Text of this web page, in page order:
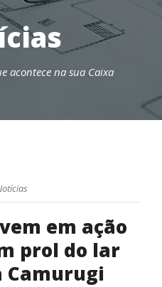
acontece na sua Caixa
em ação
prol do lar
Camurugi